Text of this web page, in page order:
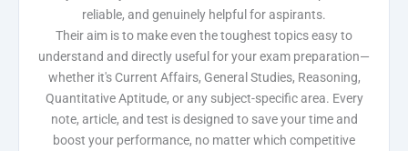
reliable, and genuinely helpful for aspirants.
Their aim is to make even the toughest topics easy to
understand and directly useful for your exam preparation—
whether it's Current Affairs, General Studies, Reasoning,
Quantitative Aptitude, or any subject-specific area. Every
note, article, and test is designed to save your time and
boost your performance, no matter which competitive